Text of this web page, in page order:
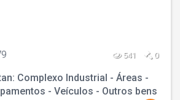
541 0
Complexo Industrial - Áreas -
- Veículos - Outros bens